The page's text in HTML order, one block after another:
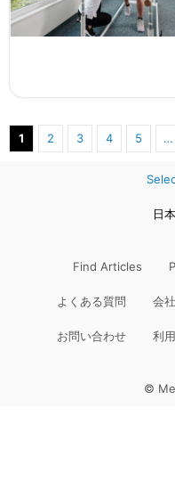
1 2 3 4 5 …
日
Find Articles
よくある質問 会
お問い合わせ 利
©